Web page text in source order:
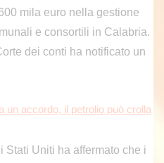
mila euro nella gestione
e consortili in Calabria.
dei conti ha notificato un
un accordo, il petrolio può crolla
Stati Uniti ha affermato che i